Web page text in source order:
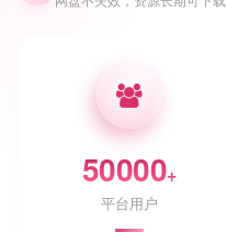
50000+
平台用户